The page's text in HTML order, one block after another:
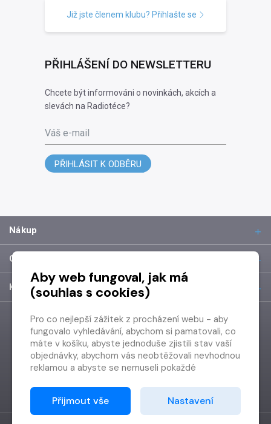
Již jste členem klubu? Přihlašte se
PŘIHLÁŠENÍ DO NEWSLETTERU
Chcete být informováni o novinkách, akcích a
slevách na Radiotéce?
Váš e-mail
PŘIHLÁSIT K ODBĚRU
Nákup
O společnosti
Kontakt
Aby web fungoval, jak má
(souhlas s cookies)
Pro co nejlepší zážitek z procházení webu - aby
fungovalo vyhledávání, abychom si pamatovali, co
máte v košíku, abyste jednoduše zjistili stav vaší
objednávky, abychom vás neobtěžovali nevhodnou
reklamou a abyste se nemuseli pokaždé
Proto od vás potřebujeme souhlas se
zpracováním souborů cookies
Přijmout vše Nastavení